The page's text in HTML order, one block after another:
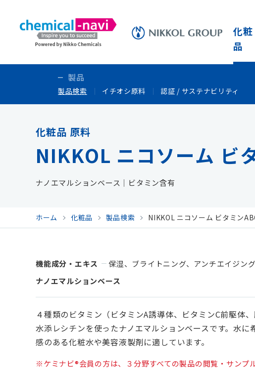
化粧
品
製品
製品検索 イチオシ原料 認証 / サステナビリティ
化粧品 原料
NIKKOL ニコソーム ビ
ナノエマルションベース｜ビタミン含有
ホーム 化粧品 製品検索 NIKKOL ニコソーム ビタミン
機能成分・エキス
保湿、ブライトニング、アンチエイジン
ナノエマルションベース
４種類のビタミン（ビタミンA誘導体、ビタミンC前駆体
水添レシチンを使ったナノエマルションベースです。水
感のある化粧水や美容液製剤に適しています。
※ケミナビ®会員の方は、３分野すべての製品の閲覧・サンプ